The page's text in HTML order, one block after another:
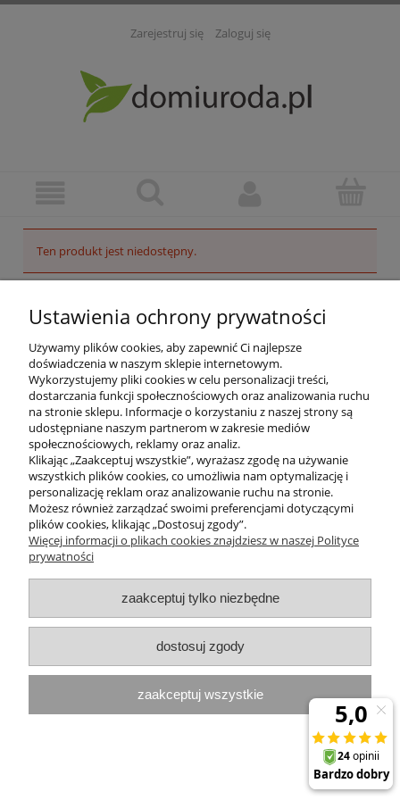
Zarejestruj się Zaloguj się
Ten produkt jest niedostępny.
ZAKUPY
MOJE KONTO
PROGRAMY PROMOCYJNE
InterPromo MARTA POPIELA-MOLEK NIP: 7341300379
Sklep internetowy Shoper.pl
Ustawienia ochrony prywatności
Używamy plików cookies, aby zapewnić Ci najlepsze
doświadczenia w naszym sklepie internetowym.
Wykorzystujemy pliki cookies w celu personalizacji treści,
dostarczania funkcji społecznościowych oraz analizowania ruchu
na stronie sklepu. Informacje o korzystaniu z naszej strony są
udostępniane naszym partnerom w zakresie mediów
społecznościowych, reklamy oraz analiz.
Klikając „Zaakceptuj wszystkie”, wyrażasz zgodę na używanie
wszystkich plików cookies, co umożliwia nam optymalizację i
personalizację reklam oraz analizowanie ruchu na stronie.
Możesz również zarządzać swoimi preferencjami dotyczącymi
plików cookies, klikając „Dostosuj zgody”.
Więcej informacji o plikach cookies znajdziesz w naszej Polityce
prywatności
zaakceptuj tylko niezbędne
dostosuj zgody
zaakceptuj wszystkie